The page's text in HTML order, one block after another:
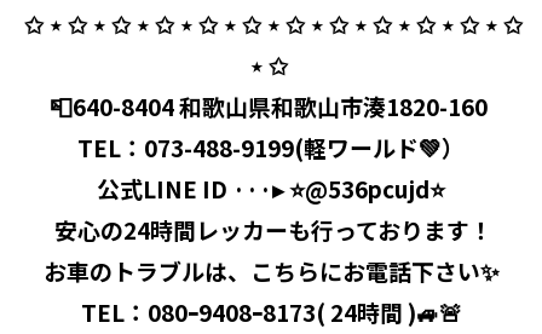
⁡ ✩ ⋆ ✩ ⋆ ✩ ⋆ ✩ ⋆ ✩ ⋆ ✩ ⋆ ✩ ⋆ ✩ ⋆ ✩ ⋆ ✩ ⋆ ✩ ⋆ ✩
⋆ ✩ ⁡
📮640-8404 和歌山県和歌山市湊1820-160 ⁡
TEL： 073-488-9199(軽ワールド💚）
公式LINE ID ···▸ ⭐️@536pcujd⭐️
⁡ 安心の24時間レッカーも行っております！
お車のトラブルは、こちらにお電話下さい✨
TEL：080ｰ9408ｰ8173( 24時間 )🚙🚨